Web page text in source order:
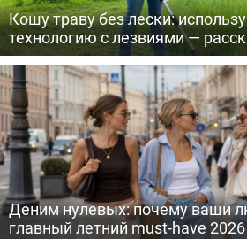
Кошу траву без лески:
технологию с лезвиями —
Деним нулевых: почему ваши
главный летний must-have 2026